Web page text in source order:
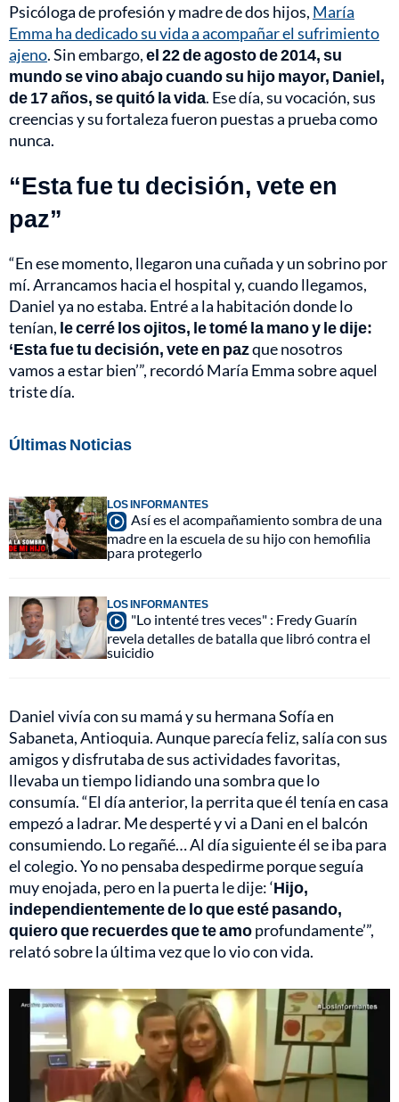
Psicóloga de profesión y madre de dos hijos, María
Emma ha dedicado su vida a acompañar el sufrimiento
ajeno. Sin embargo,el 22 de agosto de 2014, su
mundo se vino abajo cuando su hijo mayor, Daniel,
de 17 años, se quitó la vida. Ese día, su vocación, sus
creencias y su fortaleza fueron puestas a prueba como
nunca.
“Esta fue tu decisión, vete en
paz”
“En ese momento, llegaron una cuñada y un sobrino por
mí. Arrancamos hacia el hospital y, cuando llegamos,
Daniel ya no estaba. Entré a la habitación donde lo
tenían, le cerré los ojitos, le tomé la mano y le dije:
‘Esta fue tu decisión, vete en pazque nosotros
vamos a estar bien’”, recordó María Emma sobre aquel
triste día.
Últimas Noticias
LOS INFORMANTES
Así es el acompañamiento sombra de una
madre en la escuela de su hijo con hemofilia
para protegerlo
LOS INFORMANTES
"Lo intenté tres veces" : Fredy Guarín
revela detalles de batalla que libró contra el
suicidio
Daniel vivía con su mamá y su hermana Sofía en
Sabaneta, Antioquia. Aunque parecía feliz, salía con sus
amigos y disfrutaba de sus actividades favoritas,
llevaba un tiempo lidiando una sombra que lo
consumía. “El día anterior, la perrita que él tenía en casa
empezó a ladrar. Me desperté y vi a Dani en el balcón
consumiendo. Lo regañé… Al día siguiente él se iba para
el colegio. Yo no pensaba despedirme porque seguía
muy enojada, pero en la puerta le dije: ‘Hijo,
independientemente de lo que esté pasando,
quiero que recuerdes que te amoprofundamente’”,
relató sobre la última vez que lo vio con vida.